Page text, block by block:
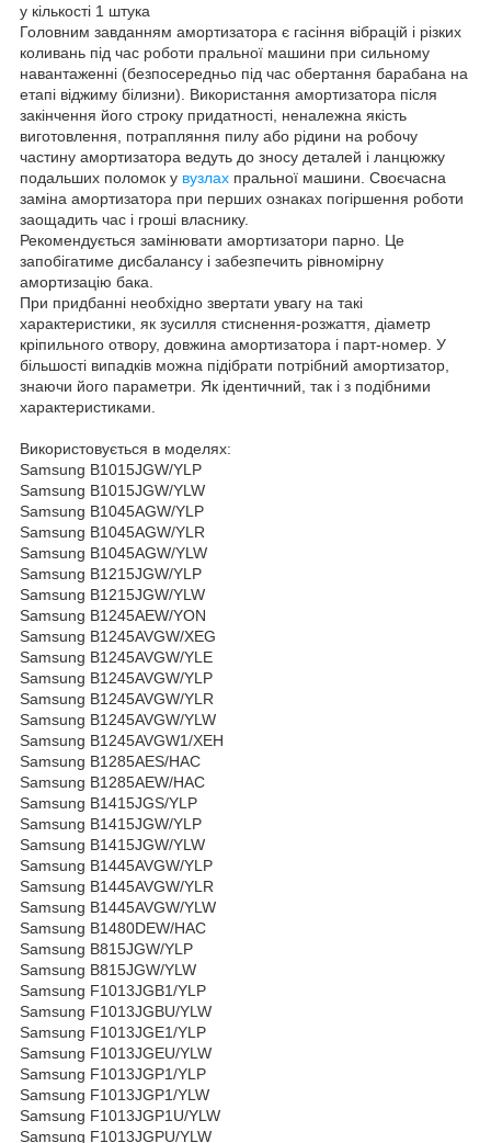
у кількості 1 штука
Головним завданням амортизатора є гасіння вібрацій і різких
коливань під час роботи пральної машини при сильному
навантаженні (безпосередньо під час обертання барабана на
етапі віджиму білизни). Використання амортизатора після
закінчення його строку придатності, неналежна якість
виготовлення, потрапляння пилу або рідини на робочу
частину амортизатора ведуть до зносу деталей і ланцюжку
подальших поломок у вузлах пральної машини. Своєчасна
заміна амортизатора при перших ознаках погіршення роботи
заощадить час і гроші власнику.
Рекомендується замінювати амортизатори парно. Це
запобігатиме дисбалансу і забезпечить рівномірну
амортизацію бака.
При придбанні необхідно звертати увагу на такі
характеристики, як зусилля стиснення-розжаття, діаметр
кріпильного отвору, довжина амортизатора і парт-номер. У
більшості випадків можна підібрати потрібний амортизатор,
знаючи його параметри. Як ідентичний, так і з подібними
характеристиками.
Використовується в моделях:
Samsung B1015JGW/YLP
Samsung B1015JGW/YLW
Samsung B1045AGW/YLP
Samsung B1045AGW/YLR
Samsung B1045AGW/YLW
Samsung B1215JGW/YLP
Samsung B1215JGW/YLW
Samsung B1245AEW/YON
Samsung B1245AVGW/XEG
Samsung B1245AVGW/YLE
Samsung B1245AVGW/YLP
Samsung B1245AVGW/YLR
Samsung B1245AVGW/YLW
Samsung B1245AVGW1/XEH
Samsung B1285AES/HAC
Samsung B1285AEW/HAC
Samsung B1415JGS/YLP
Samsung B1415JGW/YLP
Samsung B1415JGW/YLW
Samsung B1445AVGW/YLP
Samsung B1445AVGW/YLR
Samsung B1445AVGW/YLW
Samsung B1480DEW/HAC
Samsung B815JGW/YLP
Samsung B815JGW/YLW
Samsung F1013JGB1/YLP
Samsung F1013JGBU/YLW
Samsung F1013JGE1/YLP
Samsung F1013JGEU/YLW
Samsung F1013JGP1/YLP
Samsung F1013JGP1/YLW
Samsung F1013JGP1U/YLW
Samsung F1013JGPU/YLW